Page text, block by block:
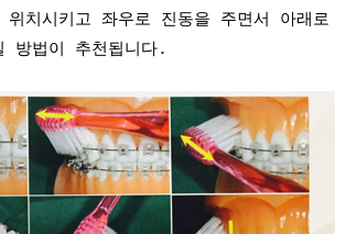
치시키고 좌우로 진동을 주면서 아래로
방법이 추천됩니다.